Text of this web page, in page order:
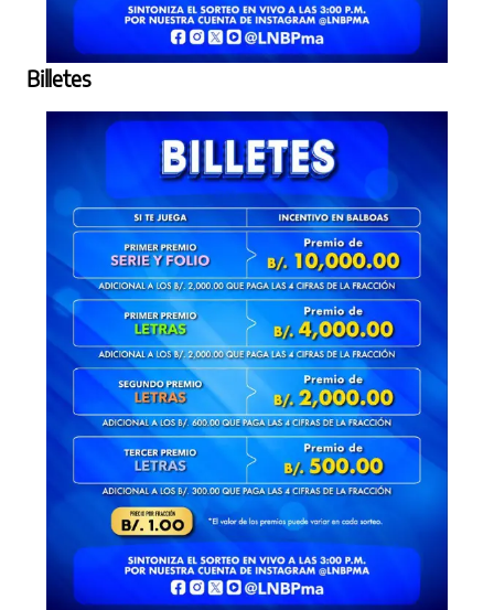
Billetes